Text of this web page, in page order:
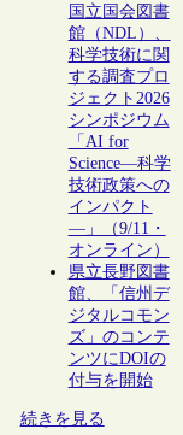
国立国会図書
館（NDL）、
科学技術に関
する調査プロ
ジェクト2026
シンポジウム
「AI for
Science―科学
技術政策への
インパクト
―」（9/11・
オンライン）
県立長野図書
館、「信州デ
ジタルコモン
ズ」のコンテ
ンツにDOIの
付与を開始
続きを見る